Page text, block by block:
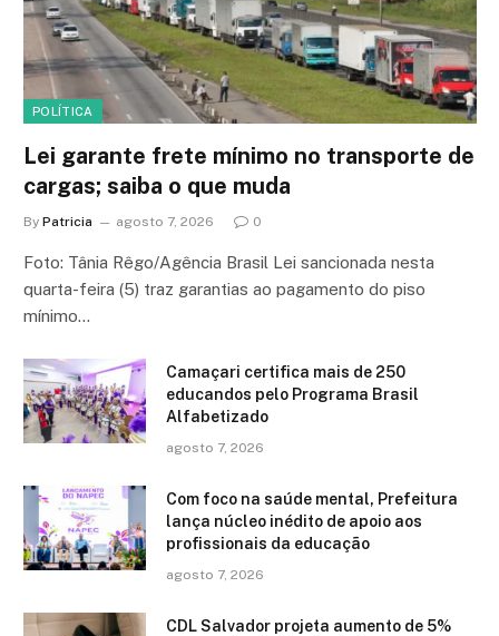
POLÍTICA
Lei garante frete mínimo no transporte de
cargas; saiba o que muda
By Patricia agosto 7, 2026 0
Foto: Tânia Rêgo/Agência Brasil Lei sancionada nesta
quarta-feira (5) traz garantias ao pagamento do piso
mínimo…
Camaçari certifica mais de 250
educandos pelo Programa Brasil
Alfabetizado
agosto 7, 2026
Com foco na saúde mental, Prefeitura
lança núcleo inédito de apoio aos
profissionais da educação
agosto 7, 2026
CDL Salvador projeta aumento de 5%